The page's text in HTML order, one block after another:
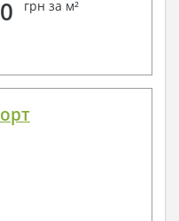
грн за м²